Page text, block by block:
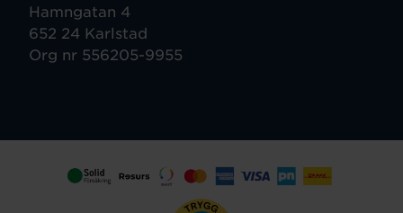
Hamngatan 4
652 24 Karlstad
Org nr 556205-9955